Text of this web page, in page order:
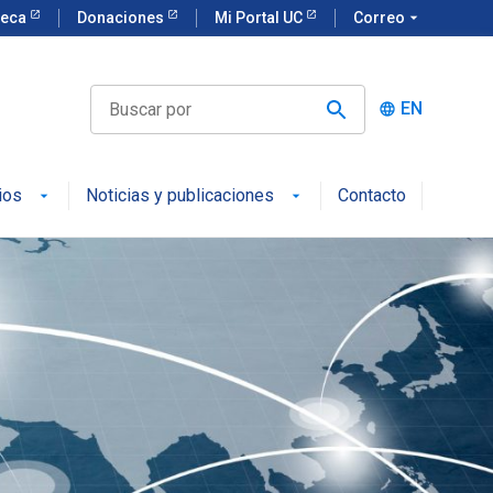
Donaciones Mi Portal UC Correo arrow_drop_down
language EN
Noticias y publicaciones Contacto